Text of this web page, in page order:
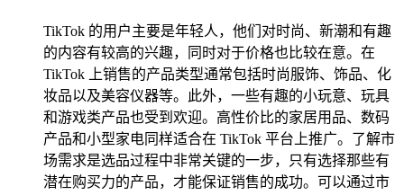
TikTok 的用户主要是年轻人，他们对时尚、新潮和有趣
的内容有较高的兴趣，同时对于价格也比较在意。在
TikTok 上销售的产品类型通常包括时尚服饰、饰品、化
妆品以及美容仪器等。此外，一些有趣的小玩意、玩具
和游戏类产品也受到欢迎。高性价比的家居用品、数码
产品和小型家电同样适合在 TikTok 平台上推广。了解市
场需求是选品过程中非常关键的一步，只有选择那些有
潜在购买力的产品，才能保证销售的成功。可以通过市